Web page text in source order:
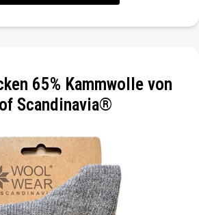
65% Kammwolle von
of Scandinavia®